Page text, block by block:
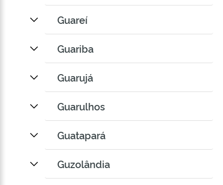
Guareí
Guariba
Guarujá
Guarulhos
Guatapará
Guzolândia